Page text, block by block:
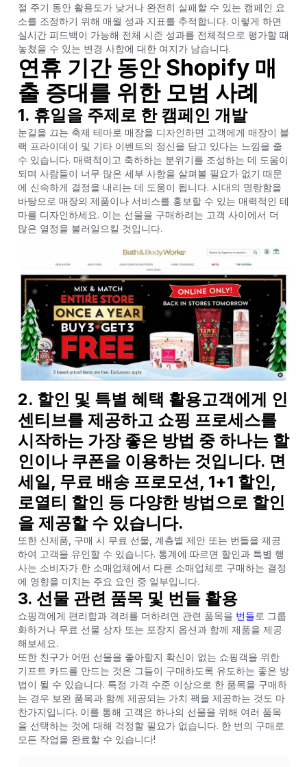
절 주기 동안 활용도가 낮거나 완전히 실패할 수 있는 캠페인 요
소를 조정하기 위해 매월 성과 지표를 추적합니다. 이렇게 하면
실시간 피드백이 가능해 전체 시즌 성과를 전체적으로 평가할 때
놓쳤을 수 있는 변경 사항에 대한 여지가 남습니다.
연휴 기간 동안 Shopify 매
출 증대를 위한 모범 사례
1. 휴일을 주제로 한 캠페인 개발
눈길을 끄는 축제 테마로 매장을 디자인하면 고객에게 매장이 블
랙 프라이데이 및 기타 이벤트의 정신을 담고 있다는 느낌을 줄
수 있습니다. 매력적이고 축하하는 분위기를 조성하는 데 도움이
되며 사람들이 너무 많은 세부 사항을 살펴볼 필요가 없기 때문
에 신속하게 결정을 내리는 데 도움이 됩니다. 시대의 명랑함을
바탕으로 매장의 제품이나 서비스를 홍보할 수 있는 매력적인 테
마를 디자인하세요. 이는 선물을 구매하려는 고객 사이에서 더
많은 열정을 불러일으킬 것입니다.
2. 할인 및 특별 혜택 활용고객에게 인
센티브를 제공하고 쇼핑 프로세스를
시작하는 가장 좋은 방법 중 하나는 할
인이나 쿠폰을 이용하는 것입니다. 면
세일, 무료 배송 프로모션, 1+1 할인,
로열티 할인 등 다양한 방법으로 할인
을 제공할 수 있습니다.
또한 신제품, 구매 시 무료 선물, 계층별 제안 또는 번들을 제공
하여 고객을 유인할 수 있습니다. 통계에 따르면 할인과 특별 행
사는 소비자가 한 소매업체에서 다른 소매업체로 구매하는 결정
에 영향을 미치는 주요 요인 중 일부입니다.
3. 선물 관련 품목 및 번들 활용
쇼핑객에게 편리함과 격려를 더하려면 관련 품목을 번들로 그룹
화하거나 무료 선물 상자 또는 포장지 옵션과 함께 제품을 제공
해보세요.
또한 친구가 어떤 선물을 좋아할지 확신이 없는 쇼핑객을 위한
기프트 카드를 만드는 것은 그들이 구매하도록 유도하는 좋은 방
법이 될 수 있습니다. 특정 가격 수준 이상으로 한 품목을 구매하
는 경우 보완 품목과 함께 제공되는 가치 팩을 제공하는 것도 마
찬가지입니다. 이를 통해 고객은 하나의 선물을 위해 여러 품목
을 선택하는 것에 대해 걱정할 필요가 없습니다. 한 번의 구매로
모든 작업을 완료할 수 있습니다!